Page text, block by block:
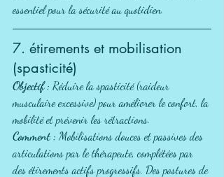
essentiel pour la sécurité au quotidien.
7. étirements et mobilisation
(spasticité)
Objectif : Réduire la spasticité (raideur
musculaire excessive) pour améliorer le confort, la
mobilité et prévenir les rétractions.
Comment : Mobilisations douces et passives des
articulations par le thérapeute, complétées par
des étirements actifs progressifs. Des postures de